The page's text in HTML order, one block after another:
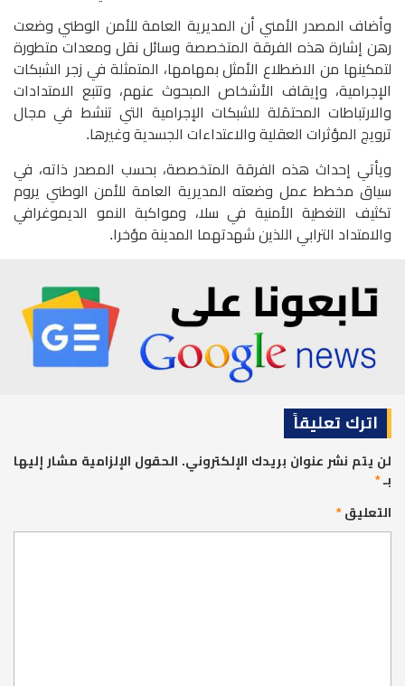
وأضاف المصدر الأمني أن المديرية العامة للأمن الوطني وضعت
رهن إشارة هذه الفرقة المتخصصة وسائل نقل ومعدات متطورة
لتمكينها من الاضطلاع الأمثل بمهامها، المتمثلة في زجر الشبكات
الإجرامية، وإيقاف الأشخاص المبحوث عنهم، وتتبع الامتدادات
والارتباطات المحتمَلة للشبكات الإجرامية التي تنشط في مجال
ترويج المؤثرات العقلية والاعتداءات الجسدية وغيرها.
ويأتي إحداث هذه الفرقة المتخصصة، بحسب المصدر ذاته، في
سياق مخطط عمل وضعته المديرية العامة للأمن الوطني يروم
تكثيف التغطية الأمنية في سلا، ومواكبة النمو الديموغرافي
والامتداد الترابي اللذين شهدتهما المدينة مؤخرا.
اترك تعليقاً
لن يتم نشر عنوان بريدك الإلكتروني. الحقول الإلزامية مشار إليها
بـ*
التعليق*